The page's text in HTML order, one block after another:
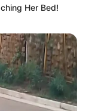
FINANCIERAS
pago a
hacerlo
fácil
Her Bed!